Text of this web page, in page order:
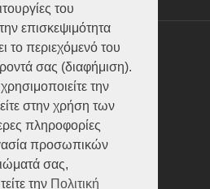
του
επισκεψιμότητα
το περιεχόμενό του
σας (διαφήμιση).
την
στην χρήση των
πληροφορίες
προσωπικών
σας,
την Πολιτική
Test ride
Service
FAQ